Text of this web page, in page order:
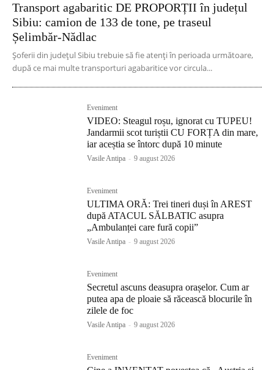
Transport agabaritic DE PROPORȚII în județul
Sibiu: camion de 133 de tone, pe traseul
Șelimbăr-Nădlac
Șoferii din județul Sibiu trebuie să fie atenți în perioada următoare,
după ce mai multe transporturi agabaritice vor circula...
Eveniment
VIDEO: Steagul roșu, ignorat cu TUPEU!
Jandarmii scot turiștii CU FORȚA din mare,
iar aceștia se întorc după 10 minute
Vasile Antipa - 9 august 2026
Eveniment
ULTIMA ORĂ: Trei tineri duși în AREST
după ATACUL SĂLBATIC asupra
„Ambulanței care fură copii”
Vasile Antipa - 9 august 2026
Eveniment
Secretul ascuns deasupra orașelor. Cum ar
putea apa de ploaie să răcească blocurile în
zilele de foc
Vasile Antipa - 9 august 2026
Eveniment